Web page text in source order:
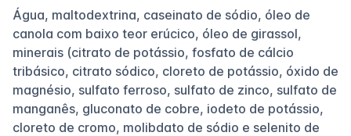
Água, maltodextrina, caseinato de sódio, óleo de
canola com baixo teor erúcico, óleo de girassol,
minerais (citrato de potássio, fosfato de cálcio
tribásico, citrato sódico, cloreto de potássio, óxido de
magnésio, sulfato ferroso, sulfato de zinco, sulfato de
manganês, gluconato de cobre, iodeto de potássio,
cloreto de cromo, molibdato de sódio e selenito de